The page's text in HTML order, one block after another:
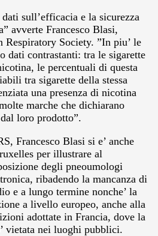
sull’efficacia e la sicurezza
avverte Francesco Blasi,
Respiratory Society. ”In piu’ le
dati contrastanti: tra le sigarette
le percentuali di questa
tra sigarette della stessa
una presenza di nicotina
marche che dichiarano
dal loro prodotto”.
Francesco Blasi si e’ anche
per illustrare al
degli pneoumologi
ribadendo la mancanza di
e a lungo termine nonche’ la
a livello europeo, anche alla
adottate in Francia, dove la
vietata nei luoghi pubblici.